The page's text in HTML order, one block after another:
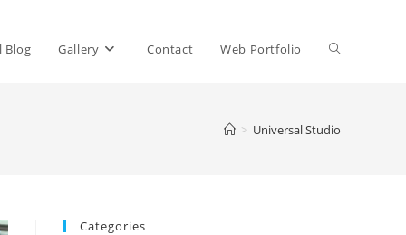
Blog Gallery Contact Web Portfolio Toggle
> Universal Studio
Categories